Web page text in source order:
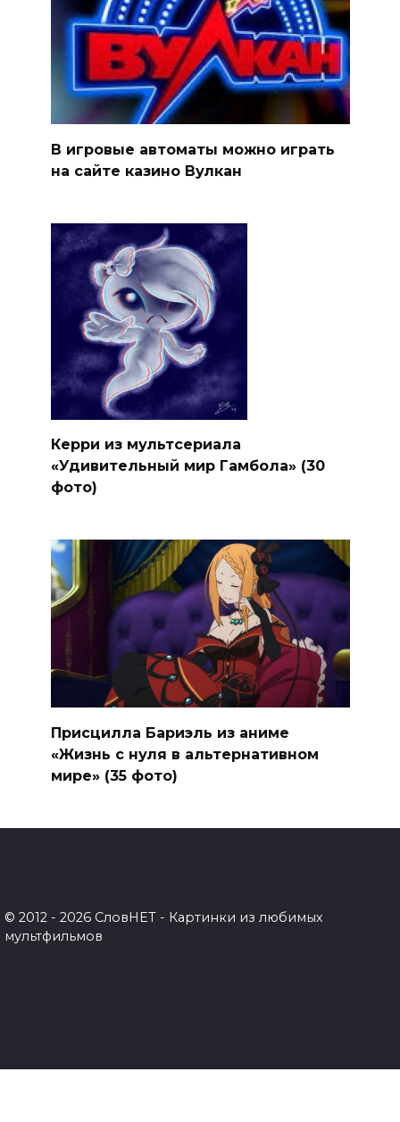
В игровые автоматы можно играть
на сайте казино Вулкан
Керри из мультсериала
«Удивительный мир Гамбола» (30
фото)
Присцилла Бариэль из аниме
«Жизнь с нуля в альтернативном
мире» (35 фото)
© 2012 - 2026 СловНЕТ - Картинки из любимых
мультфильмов